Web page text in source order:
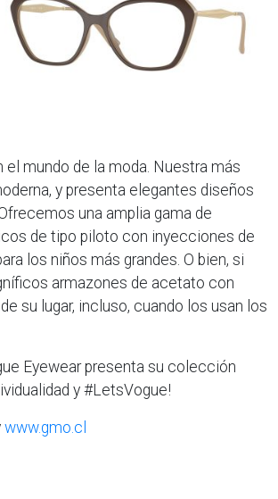
mundo de la moda. Nuestra más
y presenta elegantes diseños
una amplia gama de
de tipo piloto con inyecciones de
los niños más grandes. O bien, si
armazones de acetato con
su lugar, incluso, cuando los usan los
Eyewear presenta su colección
y #LetsVogue!
www.gmo.cl